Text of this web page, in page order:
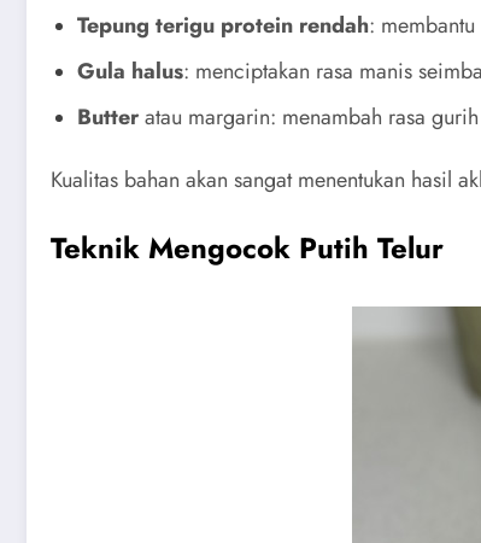
Tepung terigu protein rendah:
Gula halus: menciptakan rasa manis
Butteratau margarin: menambah rasa
Kualitas bahan akan sangat menentukan hasil
Teknik Mengocok Putih Telur